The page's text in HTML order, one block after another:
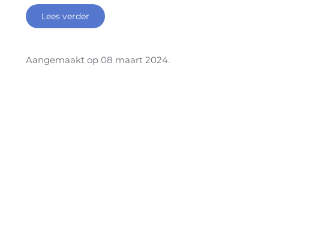
Lees verder
Aangemaakt op 08 maart 2024.